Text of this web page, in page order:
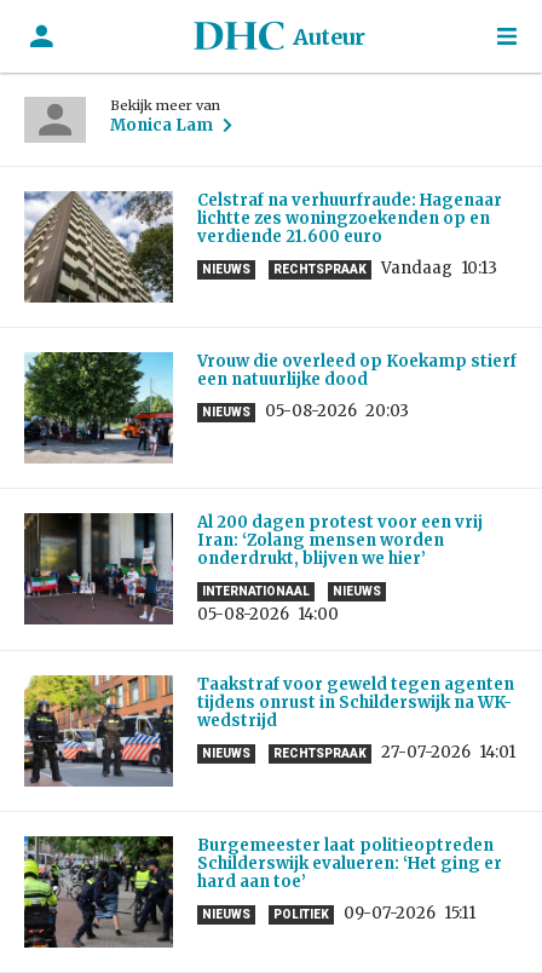
Auteur
Bekijk meer van
Monica Lam
Celstraf na verhuurfraude: Hagenaar
lichtte zes woningzoekenden op en
verdiende 21.600 euro
NIEUWS RECHTSPRAAK Vandaag 10:13
Vrouw die overleed op Koekamp stierf
een natuurlijke dood
NIEUWS 05-08-2026 20:03
Al 200 dagen protest voor een vrij
Iran: ‘Zolang mensen worden
onderdrukt, blijven we hier’
INTERNATIONAAL NIEUWS
05-08-2026 14:00
Taakstraf voor geweld tegen agenten
tijdens onrust in Schilderswijk na WK-
wedstrijd
NIEUWS RECHTSPRAAK 27-07-2026 14:01
Burgemeester laat politieoptreden
Schilderswijk evalueren: ‘Het ging er
hard aan toe’
NIEUWS POLITIEK 09-07-2026 15:11